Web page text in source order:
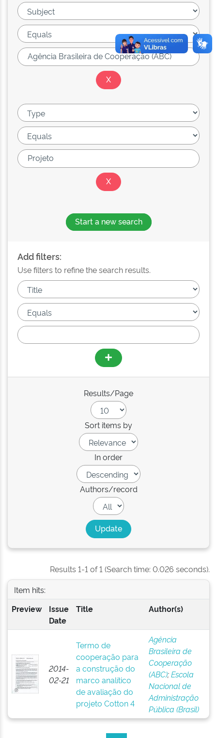
Start a new search
Add filters:
Use filters to refine the search results.
Results/Page
Sort items by
In order
Authors/record
Results 1-1 of 1 (Search time: 0.026 seconds).
Item hits:
Preview
Issue
Date
Title Author(s)
2014-
02-21
Termo de
cooperação para
a construção do
marco analítico
de avaliação do
projeto Cotton 4
Agência
Brasileira de
Cooperação
(ABC);Escola
Nacional de
Administração
Pública (Brasil)